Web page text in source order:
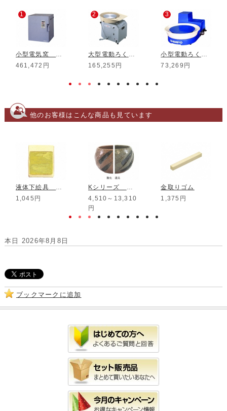
1
小型電気窯 DMT-01
461,472円
2
大型電動ろくろ RK-3D
165,255円
3
小型電動ろくろ RK-5T
73,269円
他のお客様はこんな商品も見ています
液体下絵具 グリーン 100ml
1,045円
Kシリーズ いす灰釉
4,510～13,310
円
金取りゴム
1,375円
本日 2026年8月8日
ブックマークに追加